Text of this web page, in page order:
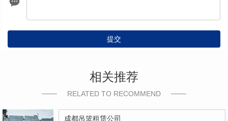
提交
相关推荐
RELATED TO RECOMMEND
成都吊篮租赁公司